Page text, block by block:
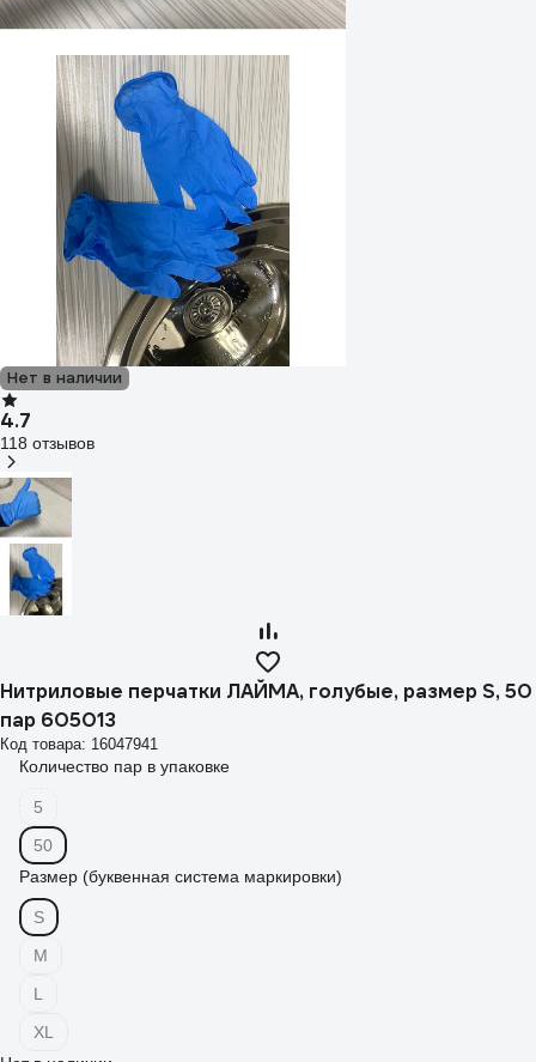
Нет в наличии
4.7
118 отзывов
Нитриловые перчатки ЛАЙМА, голубые, размер S, 50
пар 605013
Код товара: 16047941
Количество пар в упаковке
5
50
Размер (буквенная система маркировки)
S
M
L
XL